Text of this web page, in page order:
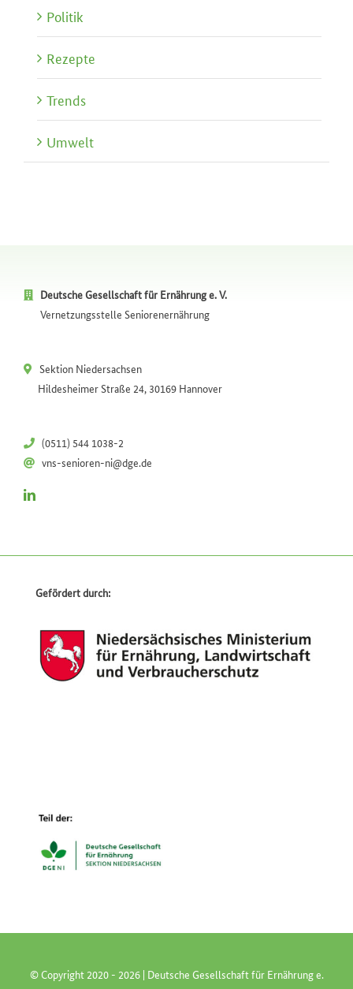
Politik
Rezepte
Trends
Umwelt
Deutsche Gesellschaft für Ernährung e. V.
Vernetzungsstelle Seniorenernährung
Sektion Niedersachsen
Hildesheimer Straße 24, 30169 Hannover
(0511) 544 1038-2
vns-senioren-ni@dge.de
Gefördert durch:
© Copyright 2020 - 2026 | Deutsche Gesellschaft für Ernährung e.